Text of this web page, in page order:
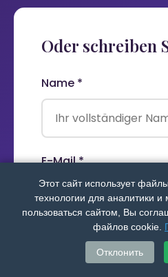
Oder schreiben
Name *
E-Mail *
Telefon (für Rückruf)
Этот сайт использует
технологии для аналитики
пользоваться сайтом, Вы
файлов cookie.
Отклонить